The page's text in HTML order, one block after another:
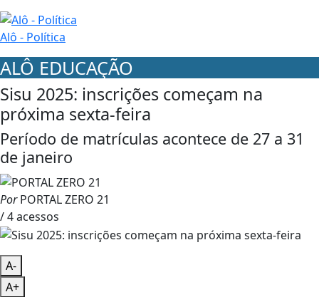
Alô - Política
ALÔ EDUCAÇÃO
Sisu 2025: inscrições começam na
próxima sexta-feira
Período de matrículas acontece de 27 a 31
de janeiro
PorPORTAL ZERO 21
/ 4 acessos
A-
A+